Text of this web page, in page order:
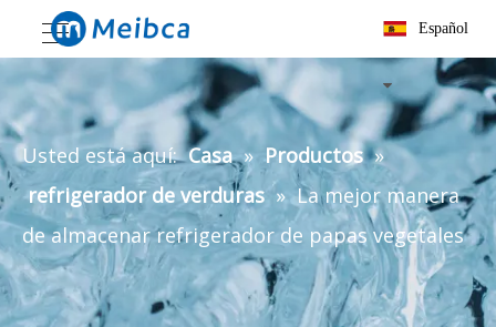
Español
Usted está aquí: Casa » Productos »
refrigerador de verduras » La mejor manera
de almacenar refrigerador de papas vegetales